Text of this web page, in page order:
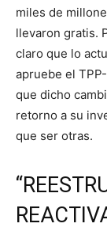
miles de
llevaron gratis.
claro que lo
apruebe el
que dicho
retorno a su
que ser otras.